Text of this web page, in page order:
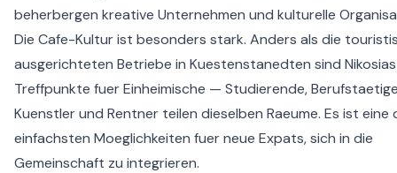
beherbergen kreative Unternehmen und kulturelle
Die Cafe-Kultur ist besonders stark. Anders als die
ausgerichteten Betriebe in Kuestenstanedten sind
Treffpunkte fuer Einheimische — Studierende,
Kuenstler und Rentner teilen dieselben Raeume. Es ist eine
einfachsten Moeglichkeiten fuer neue Expats, sich in die
Gemeinschaft zu integrieren.